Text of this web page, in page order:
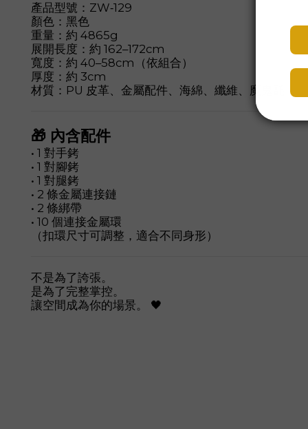
產品型號：ZW‑129
顏色：黑色
重量：約 4865g
展開長度：約 162–172cm
寬度：約 40–58cm（依組合）
厚度：約 3cm
材質：PU 皮革、金屬配件、海綿、纖維、魔鬼氈
🎁 內含配件
• 1 對手銬
• 1 對腳銬
• 1 對腿銬
• 2 條金屬連接鏈
• 2 條綁帶
• 10 個連接金屬環
（扣環尺寸可調整，適合不同身形）
不是為了誇張。
是為了完整掌控。
讓空間成為你的場景。 🖤